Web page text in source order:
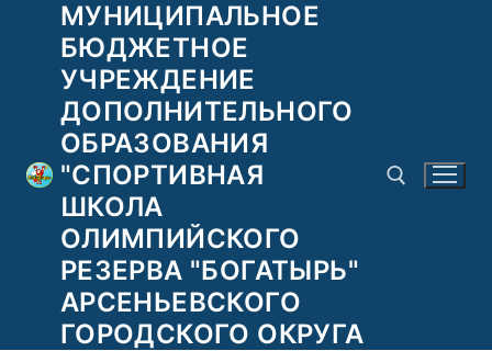
Перейти
содержимому
МУНИЦИПАЛЬНОЕ
БЮДЖЕТНОЕ
УЧРЕЖДЕНИЕ
ДОПОЛНИТЕЛЬНОГО
ОБРАЗОВАНИЯ
"СПОРТИВНАЯ
ШКОЛА
ОЛИМПИЙСКОГО
РЕЗЕРВА "БОГАТЫРЬ"
АРСЕНЬЕВСКОГО
ГОРОДСКОГО ОКРУГА
Найти: